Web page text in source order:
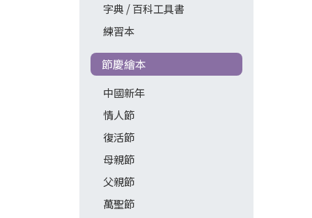
字典 / 百科工具書
練習本
節慶繪本
中國新年
情人節
復活節
母親節
父親節
萬聖節